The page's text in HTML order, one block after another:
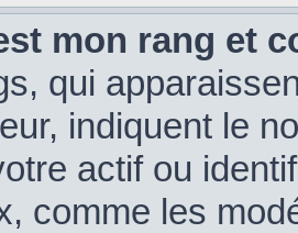
mon rang et
qui
indiquent le
actif ou
comme les